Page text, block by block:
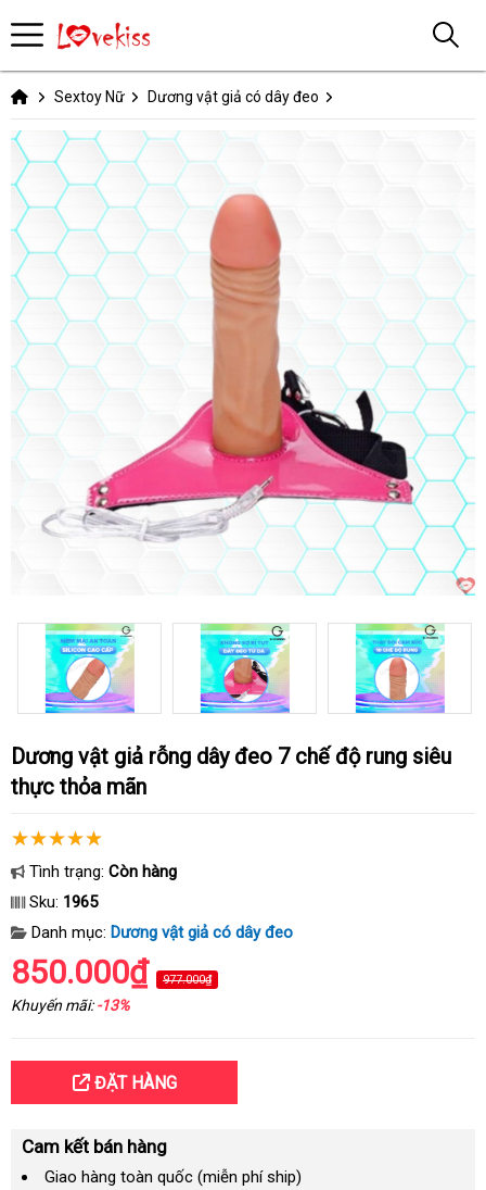
Sextoy Nữ Dương vật giả có dây đeo
Dương vật giả rỗng dây đeo 7 chế độ rung siêu
thực thỏa mãn
Tình trạng: Còn hàng
Sku: 1965
Danh mục: Dương vật giả có dây đeo
850.000₫ 977.000₫
Khuyến mãi:-13%
ĐẶT HÀNG
Cam kết bán hàng
Giao hàng toàn quốc (miễn phí ship)